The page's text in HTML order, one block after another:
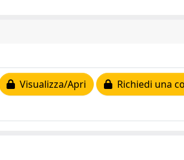
Visualizza/Apri Richiedi una